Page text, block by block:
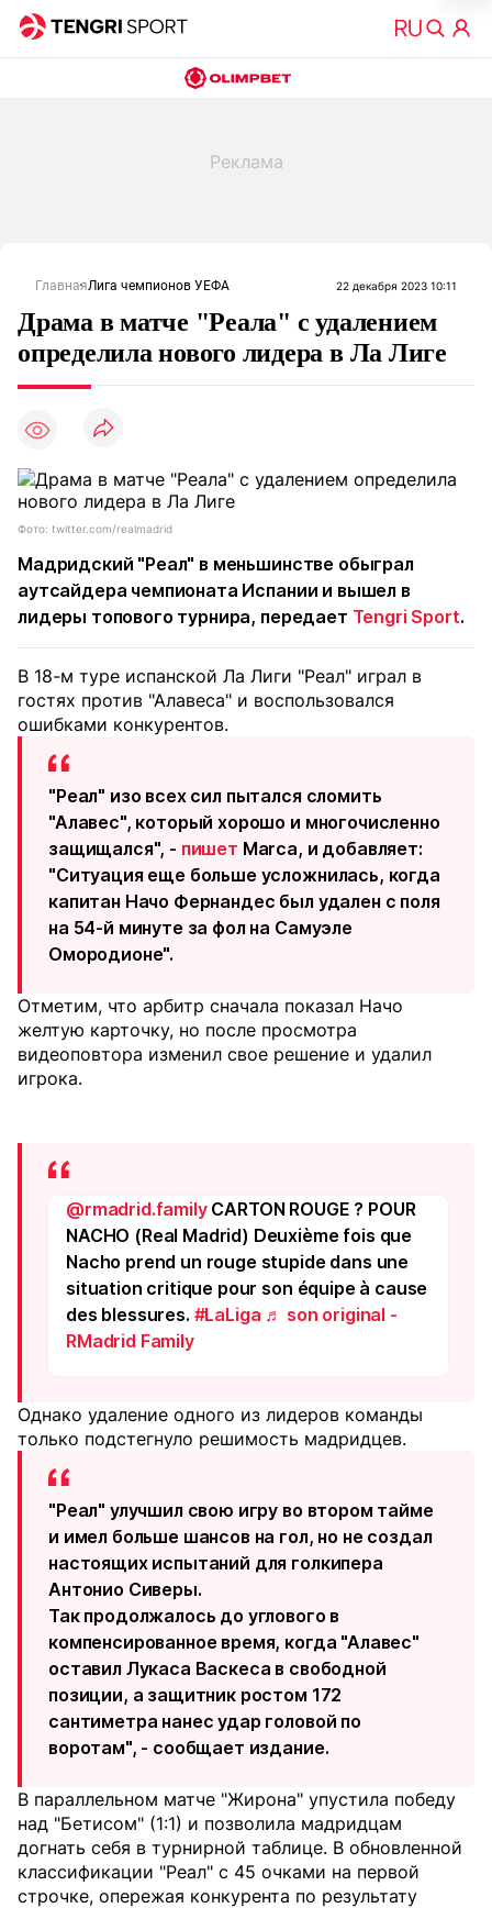
ГлавнаяЛига чемпионов УЕФА 22 декабря 2023 10:11
Драма в матче "Реала" с удалением
определила нового лидера в Ла Лиге
Фото: twitter.com/realmadrid
Мадридский "Реал" в меньшинстве обыграл
аутсайдера чемпионата Испании и вышел в
лидеры топового турнира, передает Tengri Sport.
В 18-м туре испанской Ла Лиги "Реал" играл в
гостях против "Алавеса" и воспользовался
ошибками конкурентов.
"Реал" изо всех сил пытался сломить
"Алавес", который хорошо и многочисленно
защищался", - пишет Marca, и добавляет:
"Ситуация еще больше усложнилась, когда
капитан Начо Фернандес был удален с поля
на 54-й минуте за фол на Самуэле
Омородионе".
Отметим, что арбитр сначала показал Начо
желтую карточку, но после просмотра
видеоповтора изменил свое решение и удалил
игрока.
@rmadrid.familyCARTON ROUGE ? POUR
NACHO (Real Madrid) Deuxième fois que
Nacho prend un rouge stupide dans une
situation critique pour son équipe à cause
des blessures. #LaLiga ♬ son original -
RMadrid Family
Однако удаление одного из лидеров команды
только подстегнуло решимость мадридцев.
"Реал" улучшил свою игру во втором тайме
и имел больше шансов на гол, но не создал
настоящих испытаний для голкипера
Антонио Сиверы.
Так продолжалось до углового в
компенсированное время, когда "Алавес"
оставил Лукаса Васкеса в свободной
позиции, а защитник ростом 172
сантиметра нанес удар головой по
воротам", - сообщает издание.
В параллельном матче "Жирона" упустила победу
над "Бетисом" (1:1) и позволила мадридцам
догнать себя в турнирной таблице. В обновленной
классификации "Реал" с 45 очками на первой
строчке, опережая конкурента по результату